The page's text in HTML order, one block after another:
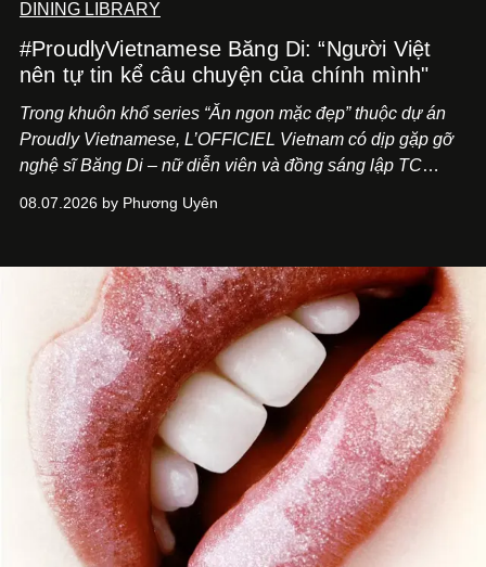
DINING LIBRARY
#ProudlyVietnamese Băng Di: “Người Việt
nên tự tin kể câu chuyện của chính mình"
Trong khuôn khổ series “Ăn ngon mặc đẹp” thuộc dự án
Proudly Vietnamese, L’OFFICIEL Vietnam có dịp gặp gỡ
nghệ sĩ Băng Di – nữ diễn viên và đồng sáng lập TC
Kitchen Bar và SALEM tại TP.HCM.
08.07.2026 by Phương Uyên